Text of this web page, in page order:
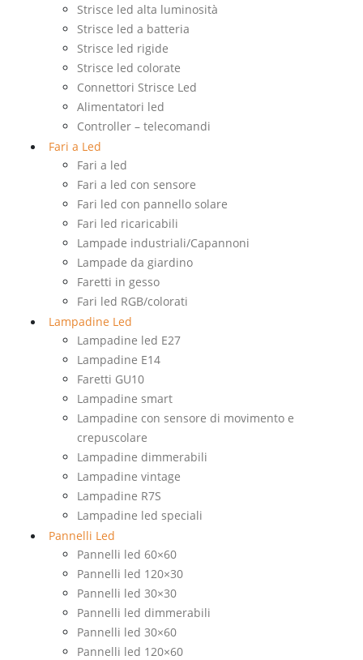
Strisce led alta luminosità
Strisce led a batteria
Strisce led rigide
Strisce led colorate
Connettori Strisce Led
Alimentatori led
Controller – telecomandi
Fari a Led
Fari a led
Fari a led con sensore
Fari led con pannello solare
Fari led ricaricabili
Lampade industriali/Capannoni
Lampade da giardino
Faretti in gesso
Fari led RGB/colorati
Lampadine Led
Lampadine led E27
Lampadine E14
Faretti GU10
Lampadine smart
Lampadine con sensore di movimento e
crepuscolare
Lampadine dimmerabili
Lampadine vintage
Lampadine R7S
Lampadine led speciali
Pannelli Led
Pannelli led 60×60
Pannelli led 120×30
Pannelli led 30×30
Pannelli led dimmerabili
Pannelli led 30×60
Pannelli led 120×60